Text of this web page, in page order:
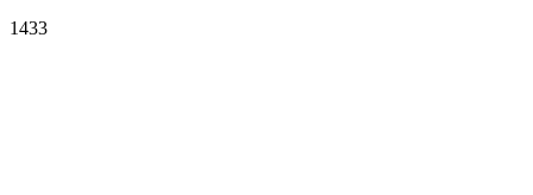
1433